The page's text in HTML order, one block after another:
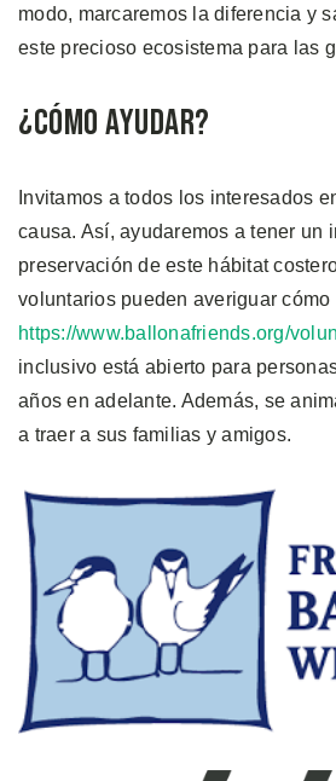
modo, marcaremos la diferencia y
este precioso ecosistema para las
¿Cómo Ayudar?
Invitamos a todos los interesados
causa. Así, ayudaremos a tener un
preservación de este hábitat
voluntarios pueden averiguar
https://www.ballonafriends.org/
inclusivo está abierto para
años en adelante. Además, se
a traer a sus familias y amigos.